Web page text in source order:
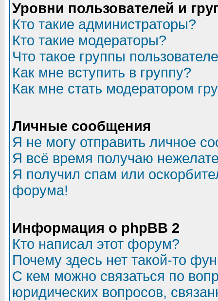
Уровни пользователей и
Кто такие администраторы?
Кто такие модераторы?
Что такое группы
Как мне вступить в группу?
Как мне стать модератором
Личные сообщения
Я не могу отправить личное
Я всё время получаю
Я получил спам или
форума!
Информация о phpBB 2
Кто написал этот форум?
Почему здесь нет такой-то
С кем можно связаться по
юридических вопросов,